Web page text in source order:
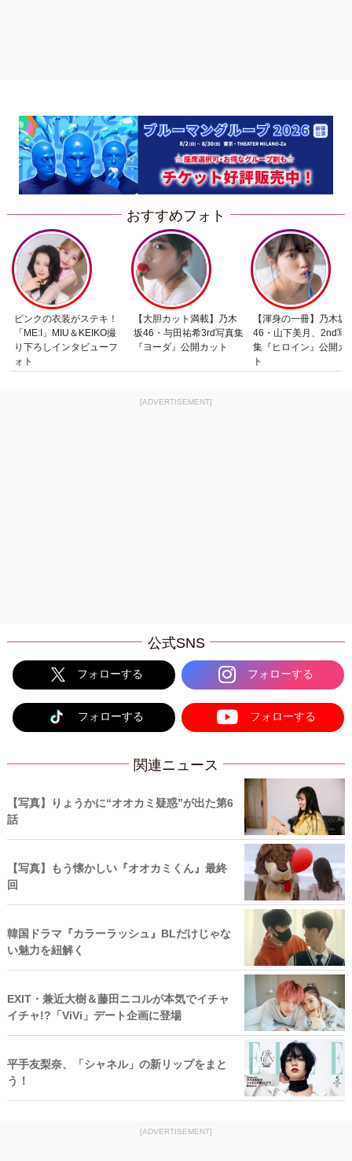
おすすめフォト
ピンクの衣装がステキ！
「ME:I」MIU＆KEIKO撮
り下ろしインタビューフ
ォト
【大胆カット満載】乃木
坂46・与田祐希3rd写真集
『ヨーダ』公開カット
【渾身の一冊】乃木坂
46・山下美月、2nd写
集『ヒロイン』公開カ
ト
[ADVERTISEMENT]
公式SNS
フォローする フォローする
フォローする フォローする
関連ニュース
【写真】りょうかに“オオカミ疑惑”が出た第6
話
【写真】もう懐かしい『オオカミくん』最終
回
韓国ドラマ『カラーラッシュ』BLだけじゃな
い魅力を紐解く
EXIT・兼近大樹＆藤田ニコルが本気でイチャ
イチャ!?「ViVi」デート企画に登場
平手友梨奈、「シャネル」の新リップをまと
う！
[ADVERTISEMENT]